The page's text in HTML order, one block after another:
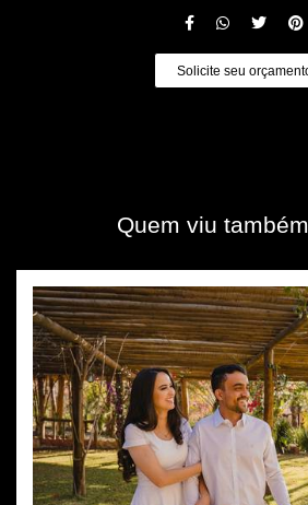
Solicite seu
Quem viu